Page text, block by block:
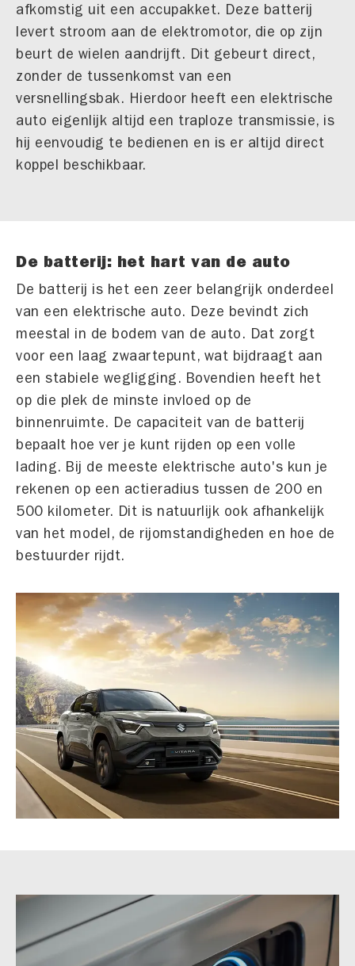
afkomstig uit een accupakket. Deze batterij
levert stroom aan de elektromotor, die op zijn
beurt de wielen aandrijft. Dit gebeurt direct,
zonder de tussenkomst van een
versnellingsbak. Hierdoor heeft een elektrische
auto eigenlijk altijd een traploze transmissie, is
hij eenvoudig te bedienen en is er altijd direct
koppel beschikbaar.
De batterij: het hart van de auto
De batterij is het een zeer belangrijk onderdeel
van een elektrische auto. Deze bevindt zich
meestal in de bodem van de auto. Dat zorgt
voor een laag zwaartepunt, wat bijdraagt aan
een stabiele wegligging. Bovendien heeft het
op die plek de minste invloed op de
binnenruimte. De capaciteit van de batterij
bepaalt hoe ver je kunt rijden op een volle
lading. Bij de meeste elektrische auto's kun je
rekenen op een actieradius tussen de 200 en
500 kilometer. Dit is natuurlijk ook afhankelijk
van het model, de rijomstandigheden en hoe de
bestuurder rijdt.